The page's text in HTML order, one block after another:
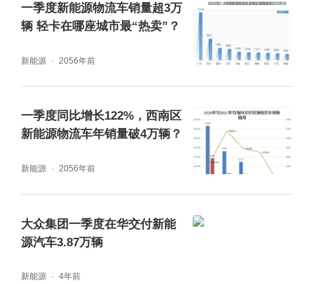
一季度新能源物流车销量超3万
辆 轻卡在哪座城市最“热卖”？
新能源 2056年前
一季度同比增长122%，西南区
新能源物流车年销量破4万辆？
新能源 2056年前
大众集团一季度在华交付新能
源汽车3.87万辆
新能源 4年前